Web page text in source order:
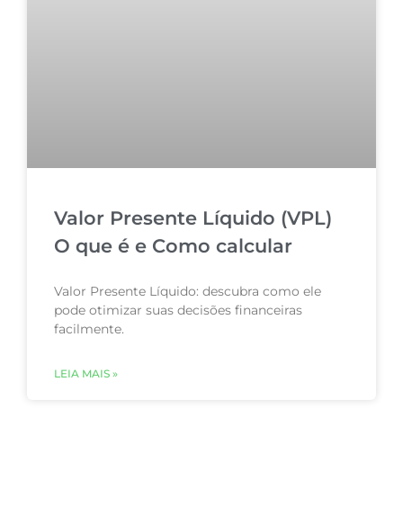
Valor Presente Líquido (VPL)
O que é e Como calcular
Valor Presente Líquido: descubra como ele
pode otimizar suas decisões financeiras
facilmente.
LEIA MAIS »